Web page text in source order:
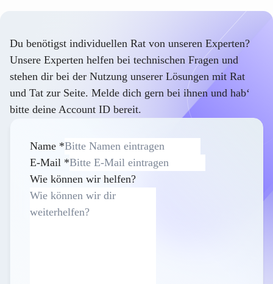
Du benötigst individuellen Rat von unseren Experten?
Unsere Experten helfen bei technischen Fragen und
stehen dir bei der Nutzung unserer Lösungen mit Rat
und Tat zur Seite. Melde dich gern bei ihnen und hab‘
bitte deine Account ID bereit.
Name *
E-Mail *
Wie können wir helfen?